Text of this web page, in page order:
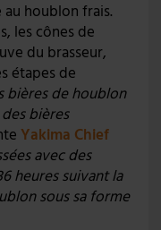
houblon frais.
les cônes de
du brasseur,
étapes de
bières de houblon
bières
Yakima Chief
avec des
heures suivant la
sous sa forme